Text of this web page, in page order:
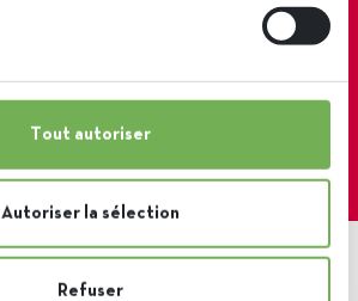
Tout autoriser
Autoriser la sélection
Refuser